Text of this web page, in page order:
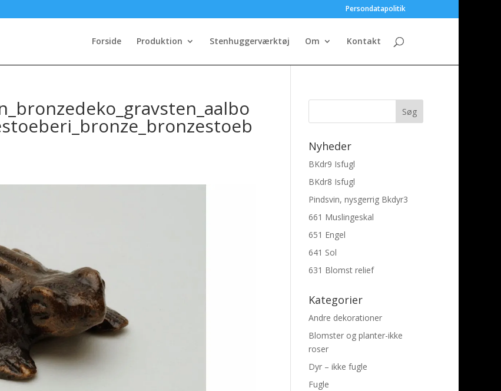
Persondatapolitik
Forside Produktion Stenhuggerværktøj Om Kontakt
Nyheder
BKdr9 Isfugl
BKdr8 Isfugl
Pindsvin, nysgerrig Bkdyr3
661 Muslingeskal
651 Engel
641 Sol
631 Blomst relief
Kategorier
Andre dekorationer
Blomster og planter-ikke
roser
Dyr – ikke fugle
Fugle